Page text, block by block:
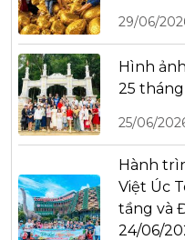
29/06/
Hình
25
25/06/
Hành
Việt Úc
tầng và
24/06/